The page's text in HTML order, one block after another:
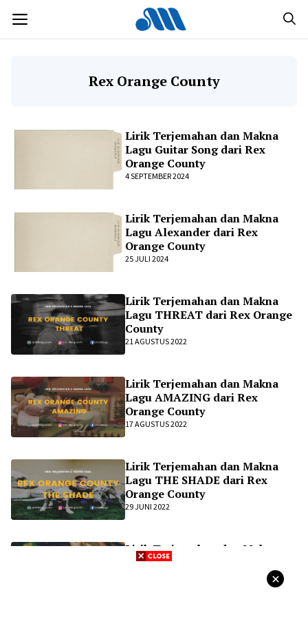
isi
MENU
Rex Orange County
Lirik Terjemahan dan Makna
Lagu Guitar Song dari Rex
Orange County
4 SEPTEMBER 2024
Lirik Terjemahan dan Makna
Lagu Alexander dari Rex
Orange County
25 JULI 2024
Lirik Terjemahan dan Makna
Lagu THREAT dari Rex Orange
County
21 AGUSTUS 2022
Lirik Terjemahan dan Makna
Lagu AMAZING dari Rex
Orange County
17 AGUSTUS 2022
Lirik Terjemahan dan Makna
Lagu THE SHADE dari Rex
Orange County
29 JUNI 2022
Lirik Terjemahan dan Makna
Lagu KEEP IT UP dari Rex